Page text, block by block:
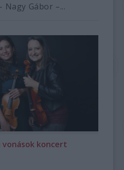
Nagy Gábor –...
vonások koncert